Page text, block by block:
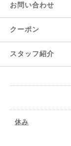
お問い合わせ
クーポン
スタッフ紹介
休み